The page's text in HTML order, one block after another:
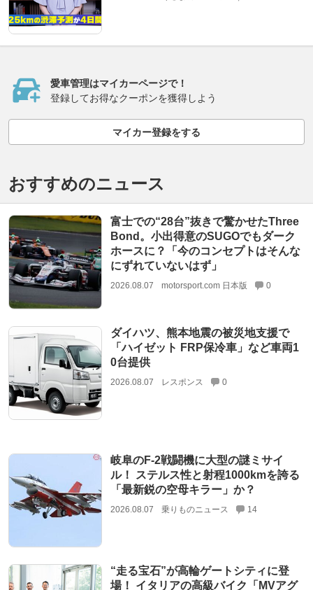
愛車管理はマイカーページで！
登録してお得なクーポンを獲得しよう
マイカー登録をする
おすすめのニュース
富士での“28台”抜きで驚かせたThree
Bond。小出得意のSUGOでもダーク
ホースに？「今のコンセプトはそんな
にずれていないはず」
2026.08.07 motorsport.com 日本版 0
ダイハツ、熊本地震の被災地支援で
「ハイゼット FRP保冷車」など車両1
0台提供
2026.08.07 レスポンス 0
岐阜のF-2戦闘機に大型の謎ミサイ
ル！ ステルス性と射程1000kmを誇る
「最新鋭の空母キラー」か？
2026.08.07 乗りものニュース 14
“走る宝石”が高輪ゲートシティに登
場！ イタリアの高級バイク「MVアグ